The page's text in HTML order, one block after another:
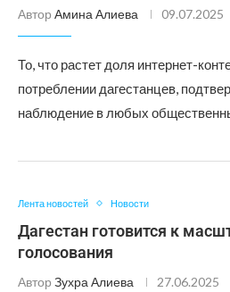
Автор Амина Алиева 09.07.2025
То, что растет доля интернет-
потреблении дагестанцев,
наблюдение в любых
Лента новостей Новости
Дагестан готовится к
голосования
Автор Зухра Алиева 27.06.2025